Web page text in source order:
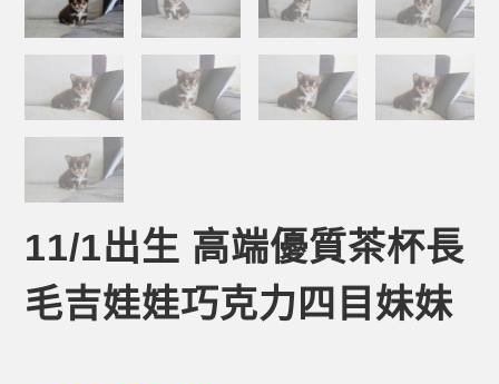
11/1出生 高端優質茶杯長
毛吉娃娃巧克力四目妹妹